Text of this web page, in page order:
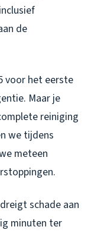
de
voor het eerste
Maar je
reiniging
we tijdens
meteen
schade aan
minuten ter